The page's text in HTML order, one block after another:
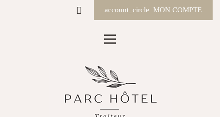
account_circle MON COMPTE